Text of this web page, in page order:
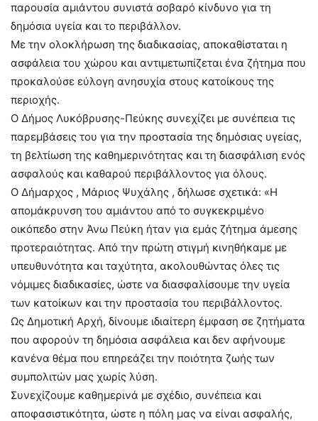
παρουσία αμιάντου συνιστά σοβαρό κίνδυνο για τη
δημόσια υγεία και το περιβάλλον.
Με την ολοκλήρωση της διαδικασίας, αποκαθίσταται η
ασφάλεια του χώρου και αντιμετωπίζεται ένα ζήτημα που
προκαλούσε εύλογη ανησυχία στους κατοίκους της
περιοχής.
Ο Δήμος Λυκόβρυσης-Πεύκης συνεχίζει με συνέπεια τις
παρεμβάσεις του για την προστασία της δημόσιας υγείας,
τη βελτίωση της καθημερινότητας και τη διασφάλιση ενός
ασφαλούς και καθαρού περιβάλλοντος για όλους.
Ο Δήμαρχος , Μάριος Ψυχάλης , δήλωσε σχετικά: «Η
απομάκρυνση του αμιάντου από το συγκεκριμένο
οικόπεδο στην Άνω Πεύκη ήταν για εμάς ζήτημα άμεσης
προτεραιότητας. Από την πρώτη στιγμή κινηθήκαμε με
υπευθυνότητα και ταχύτητα, ακολουθώντας όλες τις
νόμιμες διαδικασίες, ώστε να διασφαλίσουμε την υγεία
των κατοίκων και την προστασία του περιβάλλοντος.
Ως Δημοτική Αρχή, δίνουμε ιδιαίτερη έμφαση σε ζητήματα
που αφορούν τη δημόσια ασφάλεια και δεν αφήνουμε
κανένα θέμα που επηρεάζει την ποιότητα ζωής των
συμπολιτών μας χωρίς λύση.
Συνεχίζουμε καθημερινά με σχέδιο, συνέπεια και
αποφασιστικότητα, ώστε η πόλη μας να είναι ασφαλής,